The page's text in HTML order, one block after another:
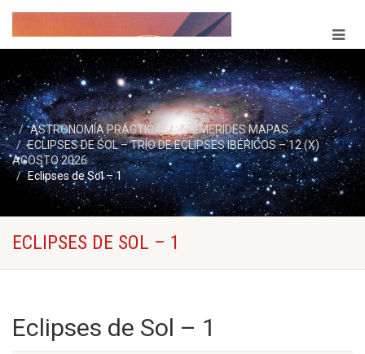
ASTRONOMÍA PRÁCTICA
EFEMERIDES MAPAS
ECLIPSES DE SOL – TRÍO DE ECLIPSES IBÉRICOS – 12 (X)
AGOSTO 2026
Eclipses de Sol – 1
ECLIPSES DE SOL – 1
Eclipses de Sol – 1